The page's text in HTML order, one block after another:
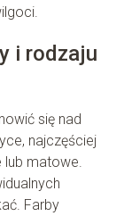
i rodzaju
się nad
najczęściej
lub matowe.
Farby